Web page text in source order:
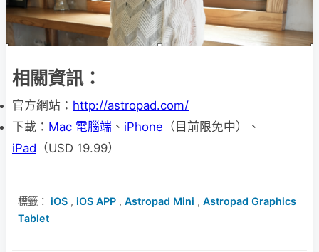
相關資訊：
官方網站： http://astropad.com/
下載： Mac 電腦端 、 iPhone （目前限免中）、
iPad （USD 19.99）
標籤： iOS , iOS APP , Astropad Mini , Astropad Graphics
Tablet